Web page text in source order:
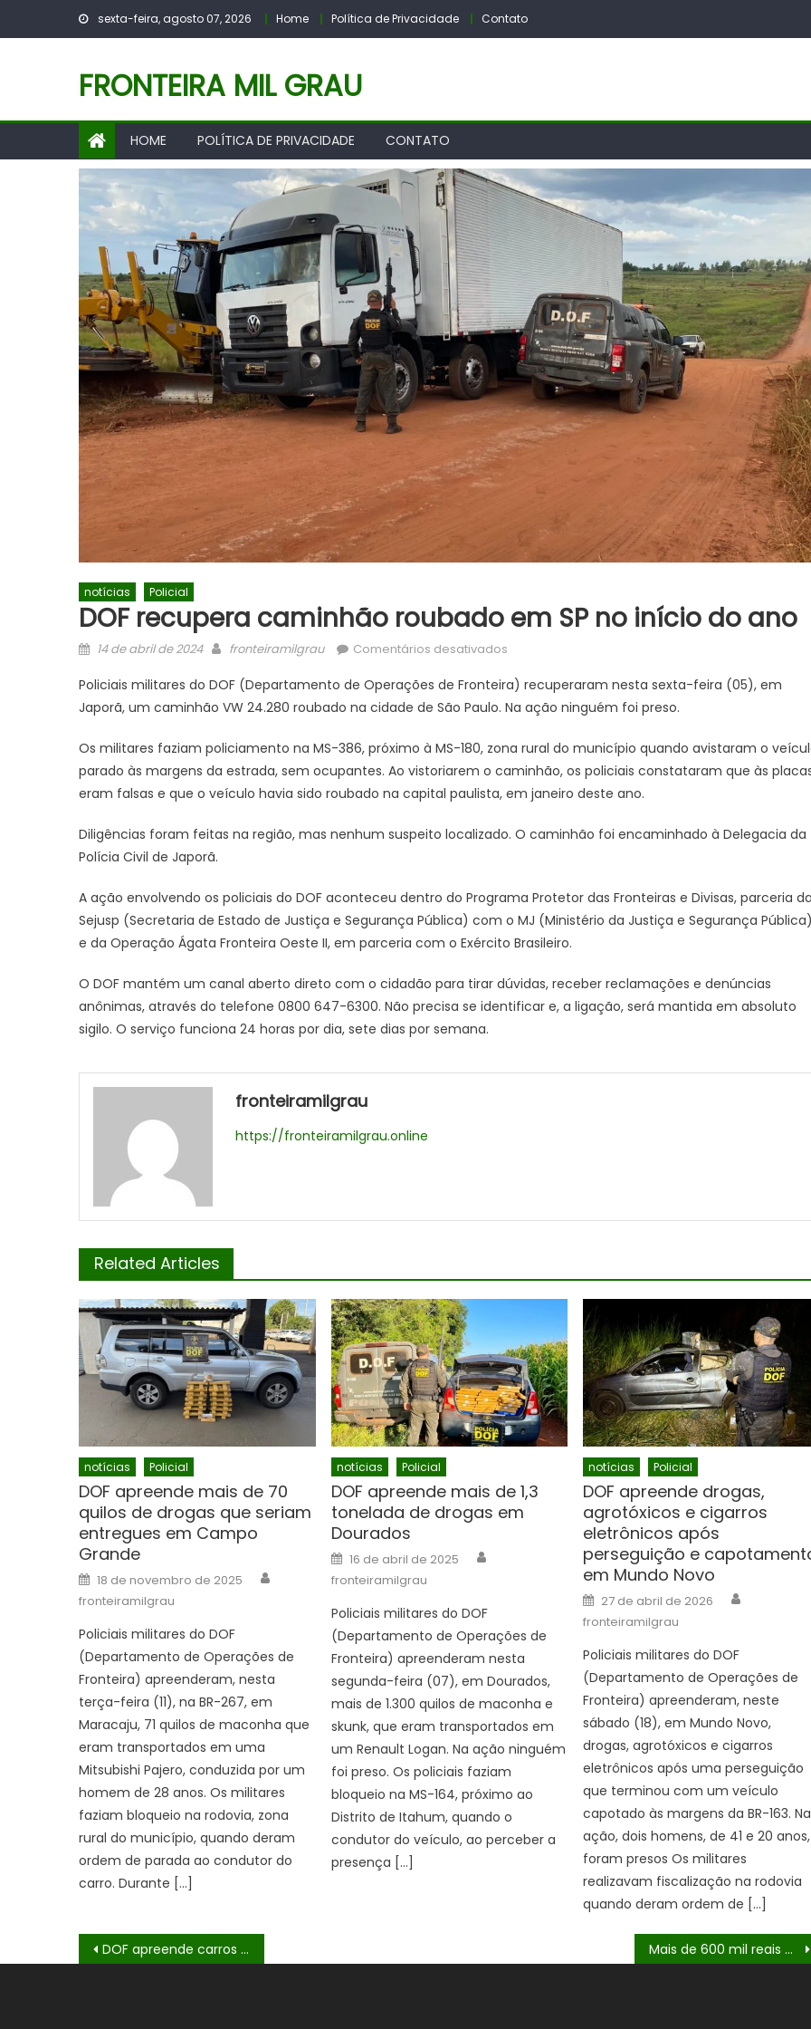
sexta-feira, agosto 07, 2026 Home Política de Privacidade Contato
FRONTEIRA MIL GRAU
HOME POLÍTICA DE PRIVACIDADE CONTATO
notícias Policial
DOF recupera caminhão roubado em SP no início do ano
Posted
14 de abril de 2024 Author
fronteiramilgrau Comentários desativados
recupera
caminhão
em
SP
no
do
Policiais militares do DOF (Departamento de Operações de Fronteira) recuperaram nesta sexta-feira (05), em
Japorã, um caminhão VW 24.280 roubado na cidade de São Paulo. Na ação ninguém foi preso.
Os militares faziam policiamento na MS-386, próximo à MS-180, zona rural do município quando avistaram o
parado às margens da estrada, sem ocupantes. Ao vistoriarem o caminhão, os policiais constataram que às
eram falsas e que o veículo havia sido roubado na capital paulista, em janeiro deste ano.
Diligências foram feitas na região, mas nenhum suspeito localizado. O caminhão foi encaminhado à Delegacia da
Polícia Civil de Japorã.
A ação envolvendo os policiais do DOF aconteceu dentro do Programa Protetor das Fronteiras e Divisas, parceria
Sejusp (Secretaria de Estado de Justiça e Segurança Pública) com o MJ (Ministério da Justiça e Segurança
e da Operação Ágata Fronteira Oeste II, em parceria com o Exército Brasileiro.
O DOF mantém um canal aberto direto com o cidadão para tirar dúvidas, receber reclamações e denúncias
anônimas, através do telefone 0800 647-6300. Não precisa se identificar e, a ligação, será mantida em absoluto
sigilo. O serviço funciona 24 horas por dia, sete dias por semana.
fronteiramilgrau
https://fronteiramilgrau.online
Related Articles
notícias Policial
DOF apreende mais de 70
quilos de drogas que seriam
entregues em Campo
Grande
Posted
on
18 de novembro de 2025
fronteiramilgrau
Policiais militares do DOF
(Departamento de Operações de
Fronteira) apreenderam, nesta
terça-feira (11), na BR-267, em
Maracaju, 71 quilos de maconha que
eram transportados em uma
Mitsubishi Pajero, conduzida por um
homem de 28 anos. Os militares
faziam bloqueio na rodovia, zona
rural do município, quando deram
ordem de parada ao condutor do
carro. Durante […]
notícias Policial
DOF apreende mais de 1,3
tonelada de drogas em
Dourados
Posted
on
16 de abril de 2025
fronteiramilgrau
Policiais militares do DOF
(Departamento de Operações de
Fronteira) apreenderam nesta
segunda-feira (07), em Dourados,
mais de 1.300 quilos de maconha e
skunk, que eram transportados em
um Renault Logan. Na ação ninguém
foi preso. Os policiais faziam
bloqueio na MS-164, próximo ao
Distrito de Itahum, quando o
condutor do veículo, ao perceber a
presença […]
notícias Policial
DOF apreende drogas,
agrotóxicos e cigarros
eletrônicos após
perseguição e
em Mundo Novo
Posted
on
27 de abril de 2026
fronteiramilgrau
Policiais militares do DOF
(Departamento de Operações de
Fronteira) apreenderam, neste
sábado (18), em Mundo Novo,
drogas, agrotóxicos e cigarros
eletrônicos após uma perseguição
que terminou com um veículo
capotado às margens da BR-163. Na
ação, dois homens, de 41 e 20 anos,
foram presos Os militares
realizavam fiscalização na rodovia
quando deram ordem de […]
Navegação
DOF apreende carros carregados com mais de R$ 340 mil em materiais ilegais em Dourados Mais de 600 mil reais em defensivo agrícola ilegal são apreendidos pelo DOF em Nova Itamarati